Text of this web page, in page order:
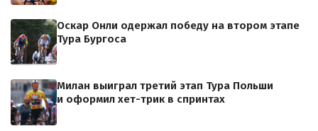
Оскар Онли одержал победу на втором этапе
Тура Бургоса
Милан выиграл третий этап Тура Польши
и оформил хет-трик в спринтах